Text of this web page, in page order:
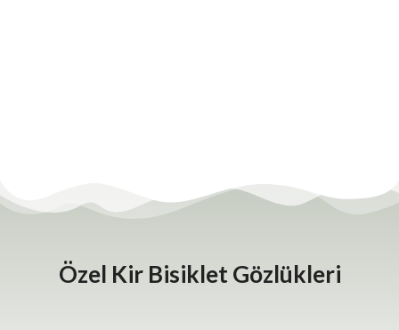
Özel Kir Bisiklet Gözlükleri